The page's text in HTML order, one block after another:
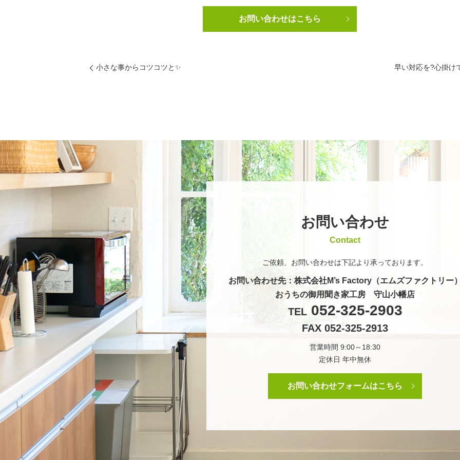
お問い合わせはこちら
小さな事からコツコツと✨ 早い対応を?心掛け
お問い合わせ
Contact
ご依頼、お問い合わせは下記より承っております。
お問い合わせ先：株式会社M’s Factory（エムズファクトリー
おうちの御用聞き家工房 守山小幡店
TEL052-325-2903
FAX 052-325-2913
営業時間 9:00～18:30
定休日 年中無休
お問い合わせフォームはこちら